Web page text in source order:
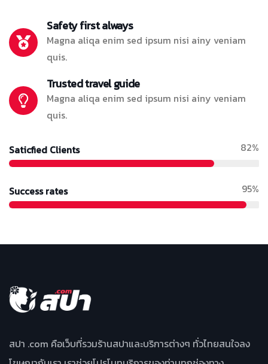
Safety first always
Magna aliqa enim sed ipsum nisi ainy veniam
quis.
Trusted travel guide
Magna aliqa enim sed ipsum nisi ainy veniam
quis.
Saticfied Clients 82%
Success rates 95%
สปา .com คือเว็บที่รวมร้านสปาและบริการต่างๆ ทั่วไทยสนใจลง